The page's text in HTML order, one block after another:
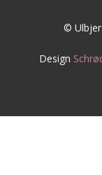
©
Design